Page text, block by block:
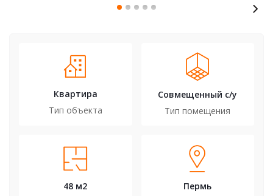
Квартира
Тип объекта
Совмещенный с/у
Тип помещения
48 м2
Пермь